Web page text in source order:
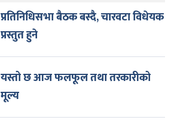
प्रतिनिधिसभा बैठक बस्दै, चारवटा विधेयक
प्रस्तुत हुने
यस्तो छ आज फलफूल तथा तरकारीको
मूल्य